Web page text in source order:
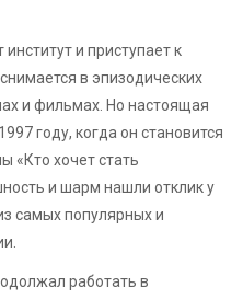
и приступает к
в эпизодических
и фильмах. Но настоящая
году, когда он становится
«Кто хочет стать
и шарм нашли отклик у
самых популярных и
работать в